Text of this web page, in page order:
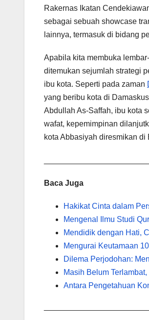
Rakernas Ikatan
sebagai sebuah showcase
lainnya, termasuk di bidang
Apabila kita membuka
ditemukan sejumlah strategi
ibu kota. Seperti pada zaman
yang beribu kota di
Abdullah As-Saffah, ibu kota
wafat, kepemimpinan
kota Abbasiyah diresmikan di
Baca Juga
Hakikat Cinta dalam
Mengenal Ilmu Studi
Mendidik dengan Hati,
Mengurai Keutamaan
Dilema Perjodohan:
Masih Belum
Antara Pengetahuan